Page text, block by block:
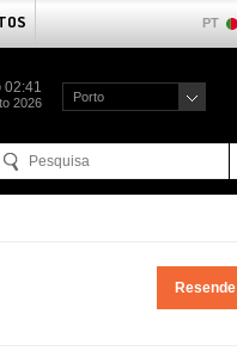
PT
02:41
2026 Porto
Resende